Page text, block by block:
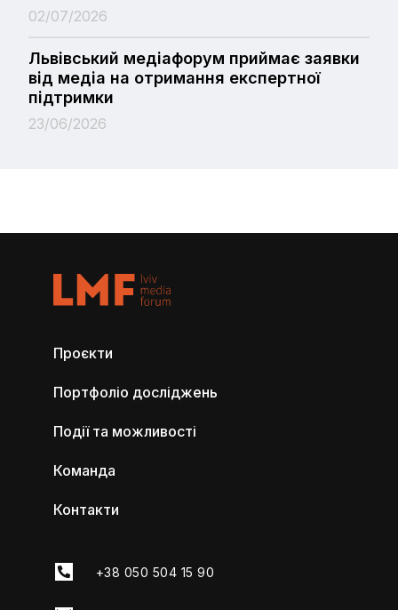
02/07/2026
Львівський медіафорум приймає заявки
від медіа на отримання експертної
підтримки
23/06/2026
Проєкти
Портфоліо досліджень
Події та можливості
Команда
Контакти
+38 050 504 15 90